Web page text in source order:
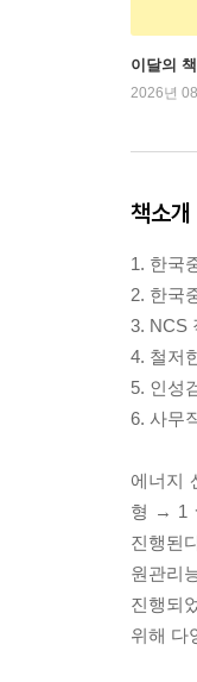
이달의
2026년
책소개
1. 한국
2. 한국
3. NCS
4. 철저
5. 인성
6. 사무
에너지
형 → 1
진행된
원관리
진행되
위해 다